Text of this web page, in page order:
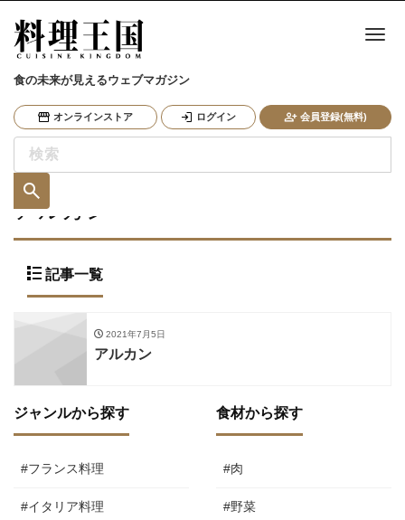
食の未来が見えるウェブマガジン
オンラインストア ログイン 会員登録(無料)
ナ
アルカン
記事一覧
2021年7月5日
アルカン
ジャンルから探す
#フランス料理
#イタリア料理
食材から探す
#肉
#野菜